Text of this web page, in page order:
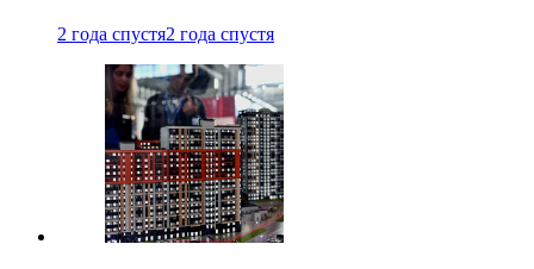
2 года спустя2 года спустя